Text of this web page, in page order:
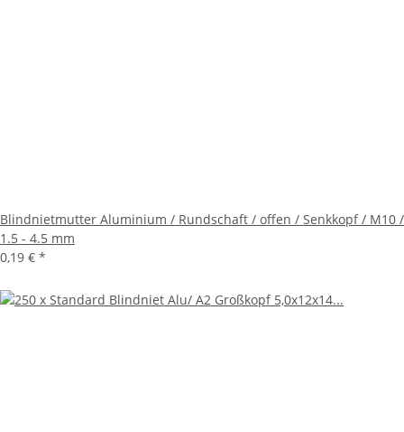
Blindnietmutter Aluminium / Rundschaft / offen / Senkkopf / M10 /
1.5 - 4.5 mm
0,19 € *